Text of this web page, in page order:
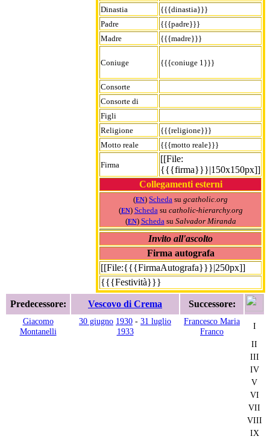
Dinastia
{{{dinastia}}}
Padre
{{{padre}}}
Madre
{{{madre}}}
Coniuge {{{coniuge 1}}}
Consorte
Consorte di
Figli
Religione
{{{religione}}}
Motto reale
{{{motto reale}}}
Firma
[[File:
{{{firma}}}|150x150px]]
Collegamenti esterni
(EN) Scheda su gcatholic.org
(EN) Scheda su catholic-hierarchy.org
(EN) Scheda su Salvador Miranda
Invito all'ascolto
Firma autografa
[[File:{{{FirmaAutografa}}}|250px]]
{{{Festività}}}
Predecessore: Vescovo di Crema Successore:
Giacomo
Montanelli
30 giugno 1930 - 31 luglio
1933
Francesco Maria
Franco
I
II
III
IV
V
VI
VII
VIII
IX